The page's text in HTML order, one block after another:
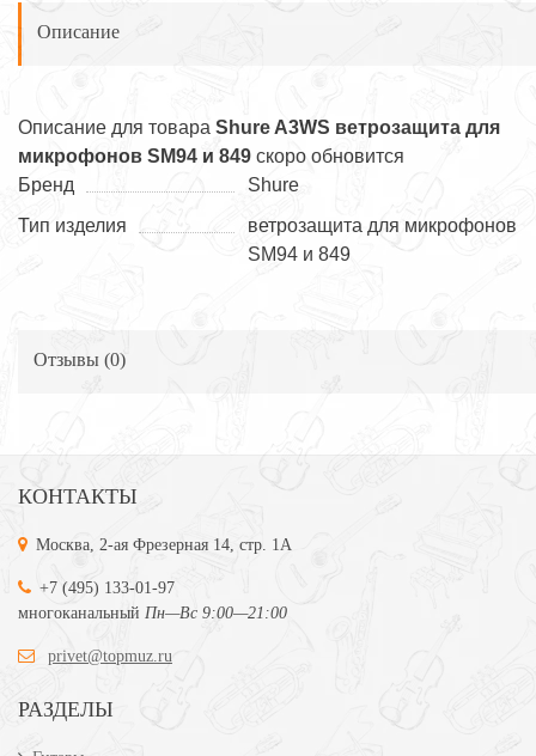
Описание
Описание для товара Shure A3WS ветрозащита для
микрофонов SM94 и 849 скоро обновится
Бренд
Shure
Тип изделия
ветрозащита для микрофонов
SM94 и 849
Отзывы (0)
КОНТАКТЫ
Москва, 2-ая Фрезерная 14, стр. 1А
+7 (495) 133-01-97
многоканальный Пн—Вс 9:00—21:00
privet@topmuz.ru
РАЗДЕЛЫ